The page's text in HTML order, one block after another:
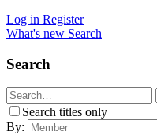
Log in Register
What's new Search
Search
Search titles only
By: